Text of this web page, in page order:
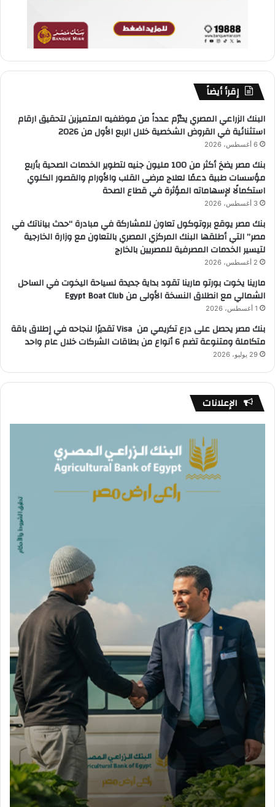
إقرأ أيضاً
البنك الزراعي المصري يكرّم عدداً من موظفيه المتميزين لتحقيق ارقام
استثنائية في القروض الشخصية خلال الربع الأول من 2026
6 أغسطس، 2026
بنك مصر يضخ أكثر من 100 مليون جنيه لتطوير الخدمات الصحية بأربع
مؤسسات طبية دعمًا لعلاج مرضى القلب والأورام والقصور الكلوي
استكمالًا لإسهاماته المؤثرة في قطاع الصحة
3 أغسطس، 2026
بنك مصر يوقع بروتوكول تعاون للمشاركة في مبادرة “حدث بياناتك في
مصر” التي أطلقها البنك المركزي المصري بالتعاون مع وزارة الخارجية
لتيسير الخدمات المصرفية للمصريين بالخارج
2 أغسطس، 2026
مارينا يخوت بورتو مارينا تقود بداية جديدة لسياحة اليخوت في الساحل
الشمالي مع انطلاق النسخة الأولى من Egypt Boat Club
1 أغسطس، 2026
بنك مصر يحصل على درع تكريمي من Visa تقديرًا لنجاحه في إطلاق باقة
متكاملة ومتنوعة تضم 6 أنواع من بطاقات الشركات خلال عام واحد
29 يوليو، 2026
الإعلانات